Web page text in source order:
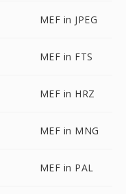
MEF in JPEG
MEF in FTS
MEF in HRZ
MEF in MNG
MEF in PAL